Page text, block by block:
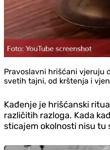
Pravoslavni hrišćani vjeruju
svetih tajni, od krštenja i
Kađenje je hrišćanski
različitih razloga. Kada
sticajem okolnosti nisu tu